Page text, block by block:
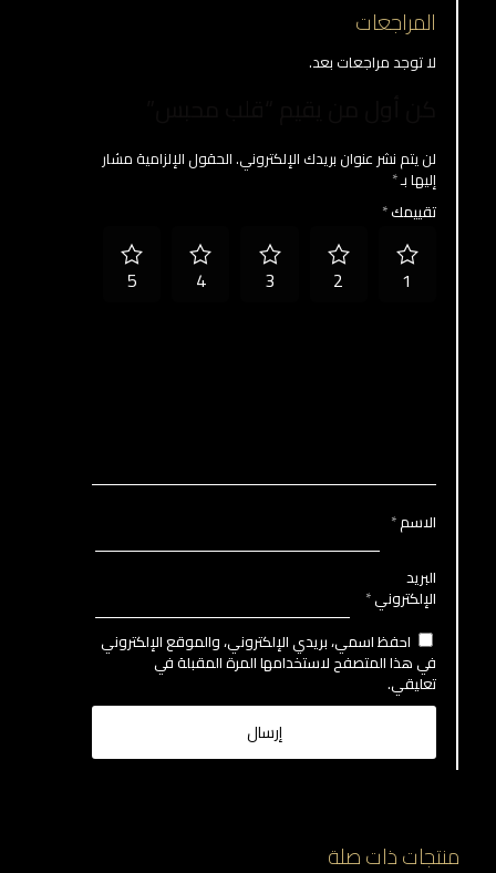
المراجعات
لا توجد مراجعات بعد.
لن يتم نشر عنوان بريدك الإلكتروني.الحقول الإلزامية مشار
إليها بـ*
تقييمك*
1
2
3
4
5
الاسم*
البريد
الإلكتروني*
احفظ اسمي، بريدي الإلكتروني، والموقع الإلكتروني
في هذا المتصفح لاستخدامها المرة المقبلة في
تعليقي.
منتجات ذات صلة